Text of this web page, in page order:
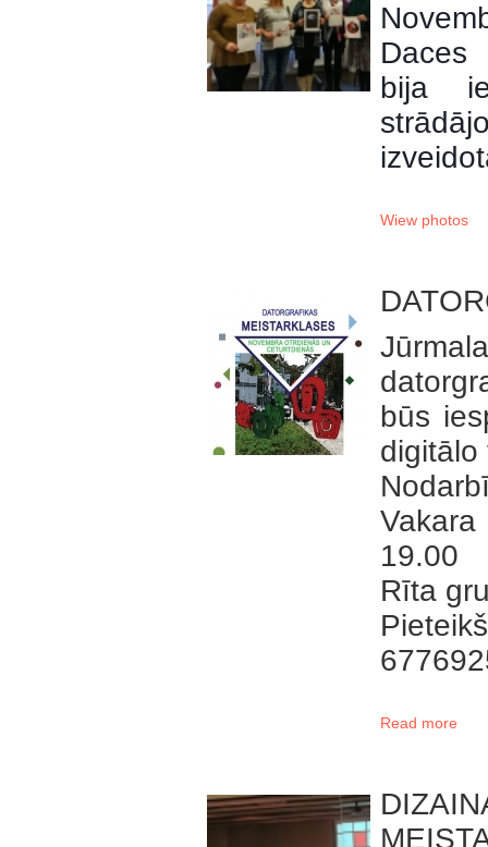
Daces
bija
Wiew photos
būs
19.00
Rīta
Read more